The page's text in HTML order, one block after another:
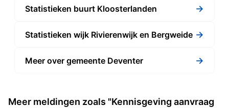
Statistieken buurt Kloosterlanden →
Statistieken wijk Rivierenwijk en Bergweide →
Meer over gemeente Deventer →
Meer meldingen zoals "Kennisgeving aanvraag